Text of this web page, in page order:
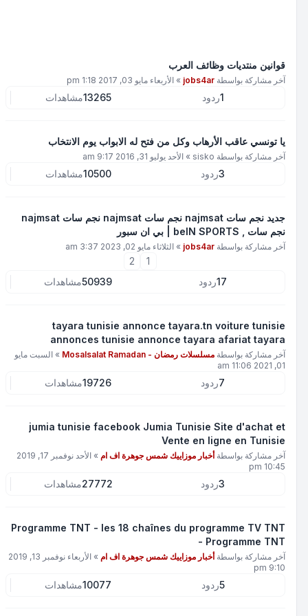
قوانين منتديات وظائف العرب
آخر مشاركة بواسطةjobs4ar
»الأربعاء مايو 03, 2017 1:18 pm
ردود 13265مشاهدات
يا تونسي عاقب الأرهاب وكل من فتح له الابواب يوم الانتخاب
آخر مشاركة بواسطةsisko
»الأحد يوليو 31, 2016 9:17 am
ردود 10500مشاهدات
جديد نجم سات najmsat نجم سات najmsat نجم سات najmsat
نجم سات , beIN SPORTS | بي ان سبور
آخر مشاركة بواسطةjobs4ar
»الثلاثاء مايو 02, 2023 3:37 am
17ردود 50939مشاهدات
tayara tunisie annonce tayara.tn voiture tunisie
annonces tunisie annonce tayara afariat tayara
آخر مشاركة بواسطةمسلسلات رمضان - Mosalsalat Ramadan »السبت مايو
01, 2021 11:06 am
ردود 19726مشاهدات
jumia tunisie facebook Jumia Tunisie Site d'achat et
Vente en ligne en Tunisie
آخر مشاركة بواسطةأخبار موزاييك شمس جوهرة اف ام»
الأحد نوفمبر 17, 2019
10:45 pm
ردود 27772مشاهدات
Programme TNT - les 18 chaînes du programme TV TNT
- Programme TNT
آخر مشاركة بواسطةأخبار موزاييك شمس جوهرة اف ام»
الأربعاء نوفمبر 13, 2019
9:10 pm
ردود 10077مشاهدات